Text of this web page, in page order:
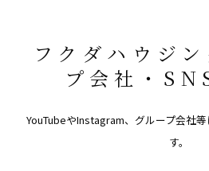
フクダハウジ
プ会社・
YouTubeやInstagram、グループ会社
す。